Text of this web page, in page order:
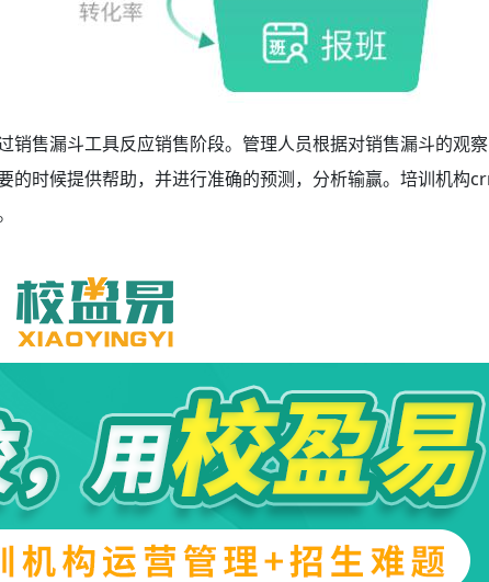
销售漏斗工具反应销售阶段。管理人员根据对销售漏斗的观
的时候提供帮助，并进行准确的预测，分析输赢。培训机构